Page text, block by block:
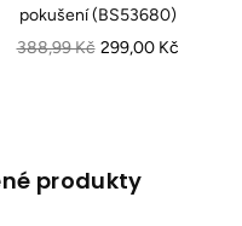
pokušení (BS53680)
Běžná
388,99 Kč 299,00 Kč
produkty